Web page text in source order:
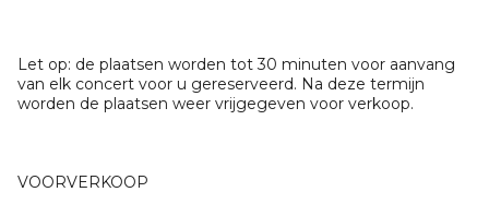
Let op: de plaatsen worden tot 30 minuten voor aanvang
van elk concert voor u gereserveerd. Na deze termijn
worden de plaatsen weer vrijgegeven voor verkoop.
VOORVERKOOP